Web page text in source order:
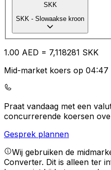
SKK
SKK - Slowaakse kroon
1.00 AED = 7,118281 SKK
Mid-market koers op 04:47
Praat vandaag met een
concurrerende koersen
Gesprek plannen
Wij gebruiken de
Converter. Dit is alleen ter